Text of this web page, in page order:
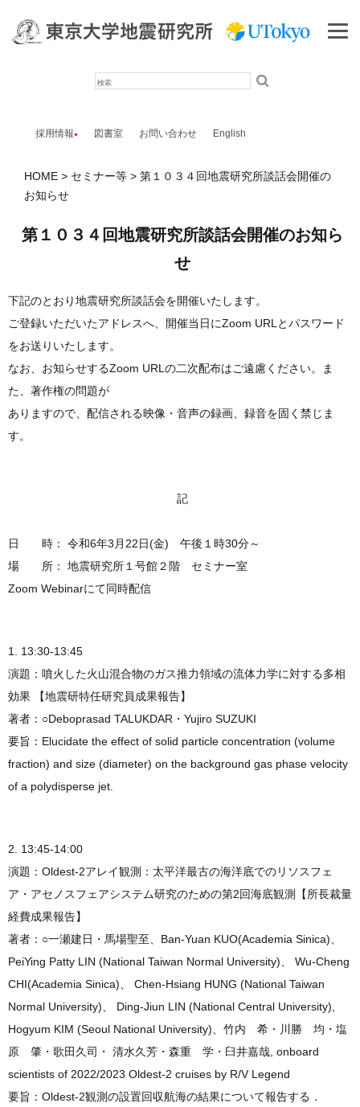
採用情報 図書室 お問い合わせ English
HOME セミナー等
第１０３４回地震研究所談話会開催の
お知らせ
第１０３４回地震研究所談話会開催のお知ら
せ
下記のとおり地震研究所談話会を開催いたします。
ご登録いただいたアドレスへ、開催当日にZoom URLとパスワード
をお送りいたします。
なお、お知らせするZoom URLの二次配布はご遠慮ください。ま
た、著作権の問題が
ありますので、配信される映像・音声の録画、録音を固く禁じま
す。
記
日 時： 令和6年3月22日(金) 午後１時30分～
場 所： 地震研究所１号館２階 セミナー室
Zoom Webinarにて同時配信
1. 13:30-13:45
演題：噴火した火山混合物のガス推力領域の流体力学に対する多相
効果 【地震研特任研究員成果報告】
著者：○Deboprasad TALUKDAR・Yujiro SUZUKI
要旨：Elucidate the effect of solid particle concentration (volume
fraction) and size (diameter) on the background gas phase velocity
of a polydisperse jet.
2. 13:45-14:00
演題：Oldest-2アレイ観測：太平洋最古の海洋底でのリソスフェ
ア・アセノスフェアシステム研究のための第2回海底観測【所長裁量
経費成果報告】
著者：○一瀬建日・馬場聖至、Ban-Yuan KUO(Academia Sinica)、
PeiYing Patty LIN (National Taiwan Normal University)、 Wu-Cheng
CHI(Academia Sinica)、 Chen-Hsiang HUNG (National Taiwan
Normal University)、 Ding-Jiun LIN (National Central University),
Hogyum KIM (Seoul National University)、竹内 希・川勝 均・塩
原 肇・歌田久司・ 清水久芳・森重 学・臼井嘉哉, onboard
scientists of 2022/2023 Oldest-2 cruises by R/V Legend
要旨：Oldest-2観測の設置回収航海の結果について報告する．